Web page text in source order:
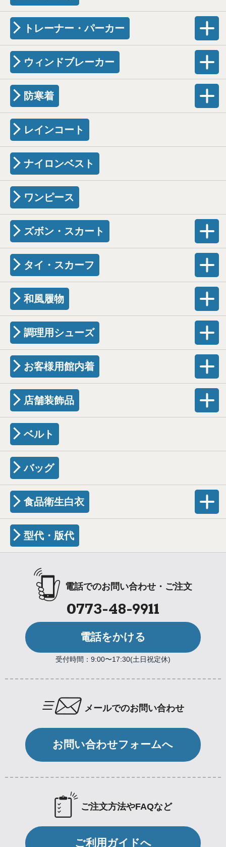
トレーナー・パーカー
ウィンドブレーカー
防寒着
レインコート
ナイロンベスト
ワンピース
ズボン・スカート
タイ・スカーフ
和風履物
調理用シューズ
お客様用館内着
店舗装飾品
ベルト
バッグ
食品衛生白衣
型代・版代
電話でのお問い合わせ・ご注文
0773-48-9911
電話をかける
受付時間：9:00〜17:30(土日祝定休)
メールでのお問い合わせ
お問い合わせフォームへ
ご注文方法やFAQなど
ご利用ガイドへ